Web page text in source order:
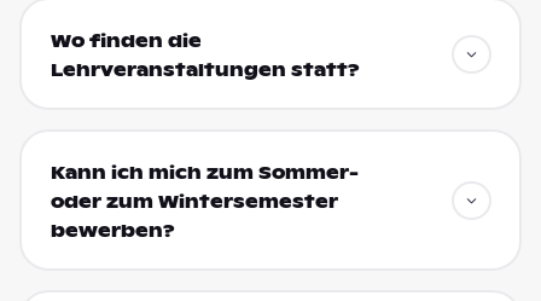
Wo finden die
Lehrveranstaltungen statt?
Kann ich mich zum Sommer-
oder zum Wintersemester
bewerben?